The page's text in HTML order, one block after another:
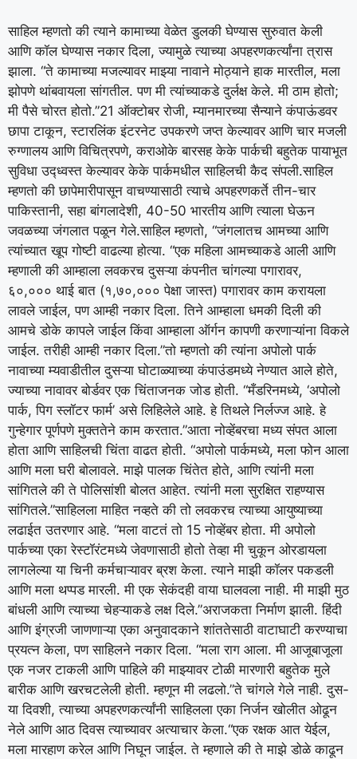
साहिल म्हणतो की त्याने कामाच्या वेळेत डुलकी घेण्यास सुरुवात केली
आणि कॉल घेण्यास नकार दिला, ज्यामुळे त्याच्या अपहरणकर्त्यांना त्रास
झाला. “ते कामाच्या मजल्यावर माझ्या नावाने मोठ्याने हाक मारतील, मला
झोपणे थांबवायला सांगतील. पण मी त्यांच्याकडे दुर्लक्ष केले. मी ठाम होतो;
मी पैसे चोरत होतो.”21 ऑक्टोबर रोजी, म्यानमारच्या सैन्याने कंपाऊंडवर
छापा टाकून, स्टारलिंक इंटरनेट उपकरणे जप्त केल्यावर आणि चार मजली
रुग्णालय आणि विचित्रपणे, कराओके बारसह केके पार्कची बहुतेक पायाभूत
सुविधा उद्ध्वस्त केल्यावर केके पार्कमधील साहिलची कैद संपली.साहिल
म्हणतो की छापेमारीपासून वाचण्यासाठी त्याचे अपहरणकर्ते तीन-चार
पाकिस्तानी, सहा बांगलादेशी, 40-50 भारतीय आणि त्याला घेऊन
जवळच्या जंगलात पळून गेले.साहिल म्हणतो, “जंगलातच आमच्या आणि
त्यांच्यात खूप गोष्टी वाढल्या होत्या. “एक महिला आमच्याकडे आली आणि
म्हणाली की आम्हाला लवकरच दुसऱ्या कंपनीत चांगल्या पगारावर,
६०,००० थाई बात (१,७०,००० पेक्षा जास्त) पगारावर काम करायला
लावले जाईल, पण आम्ही नकार दिला. तिने आम्हाला धमकी दिली की
आमचे डोके कापले जाईल किंवा आम्हाला ऑर्गन कापणी करणाऱ्यांना विकले
जाईल. तरीही आम्ही नकार दिला.”तो म्हणतो की त्यांना अपोलो पार्क
नावाच्या म्यवाडीतील दुसऱ्या घोटाळ्याच्या कंपाउंडमध्ये नेण्यात आले होते,
ज्याच्या नावावर बोर्डवर एक चिंताजनक जोड होती. “मँडरिनमध्ये, ‘अपोलो
पार्क, पिग स्लॉटर फार्म’ असे लिहिलेले आहे. हे तिथले निर्लज्ज आहे. हे
गुन्हेगार पूर्णपणे मुक्ततेने काम करतात.”आता नोव्हेंबरचा मध्य संपत आला
होता आणि साहिलची चिंता वाढत होती. “अपोलो पार्कमध्ये, मला फोन आला
आणि मला घरी बोलावले. माझे पालक चिंतेत होते, आणि त्यांनी मला
सांगितले की ते पोलिसांशी बोलत आहेत. त्यांनी मला सुरक्षित राहण्यास
सांगितले.”साहिलला माहित नव्हते की तो लवकरच त्याच्या आयुष्याच्या
लढाईत उतरणार आहे. “मला वाटतं तो 15 नोव्हेंबर होता. मी अपोलो
पार्कच्या एका रेस्टॉरंटमध्ये जेवणासाठी होतो तेव्हा मी चुकून ओरडायला
लागलेल्या या चिनी कर्मचाऱ्यावर ब्रश केला. त्याने माझी कॉलर पकडली
आणि मला थप्पड मारली. मी एक सेकंदही वाया घालवला नाही. मी माझी मुठ
बांधली आणि त्याच्या चेहऱ्याकडे लक्ष दिले.”अराजकता निर्माण झाली. हिंदी
आणि इंग्रजी जाणणाऱ्या एका अनुवादकाने शांततेसाठी वाटाघाटी करण्याचा
प्रयत्न केला, पण साहिलने नकार दिला. “मला राग आला. मी आजूबाजूला
एक नजर टाकली आणि पाहिले की माझ्यावर टोळी मारणारी बहुतेक मुले
बारीक आणि खरचटलेली होती.म्हणून मी लढलो.”ते चांगले गेले नाही. दुस-
या दिवशी, त्याच्या अपहरणकर्त्यांनी साहिलला एका निर्जन खोलीत ओढून
नेले आणि आठ दिवस त्याच्यावर अत्याचार केला.“एक रक्षक आत येईल,
मला मारहाण करेल आणि निघून जाईल. ते म्हणाले की ते माझे डोळे काढून